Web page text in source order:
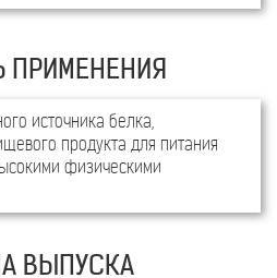
82 г (76,3 г)*
Менее
3,0 г
1 г
0,3 г
(330 ккал / 1386 кДж)*
(110
печенье», «шоколад и мята»,
источника белка,
продукта для питания
физическими